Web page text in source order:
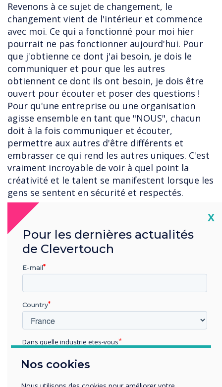
Revenons à ce sujet de changement, le
changement vient de l'intérieur et commence
avec moi. Ce qui a fonctionné pour moi hier
pourrait ne pas fonctionner aujourd'hui. Pour
que j'obtienne ce dont j'ai besoin, je dois le
communiquer et pour que les autres
obtiennent ce dont ils ont besoin, je dois être
ouvert pour écouter et poser des questions !
Pour qu'une entreprise ou une organisation
agisse ensemble en tant que "NOUS", chacun
doit à la fois communiquer et écouter,
permettre aux autres d'être différents et
embrasser ce qui rend les autres uniques. C'est
vraiment incroyable de voir à quel point la
créativité et le talent se manifestent lorsque les
gens se sentent en sécurité et respectés.
En bref, il nous reste un long chemin à
parcourir avant de comprendre pleinement
l'inclusivité. Je suis si fier de tous ceux d'entre
nous qui veulent défier la norme et lutter pour
un environnement plus inclusif où chacun est
respecté et vu. Les petits pas que nous faisons
agréable.
Nos cookies
X
Pour les dernières actualités
de Clevertouch
E-mail
Country
Dans quelle industrie etes-vous
Enterprise